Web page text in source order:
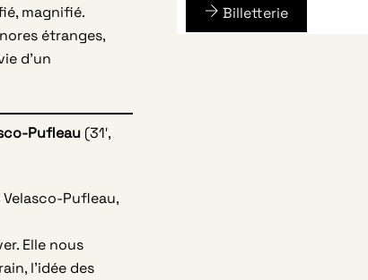
magnifié.
étranges,
d’un
Pufleau (31′,
Pufleau,
Elle nous
l’idée des
Billetterie